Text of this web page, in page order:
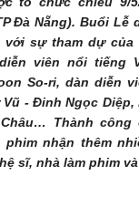
Đà Nẵng). Buổi Lễ
với sự tham dự của
viên nổi tiếng
So-ri, dàn diễn
- Đinh Ngọc Diệp,
Thành công
phimnhận thêm
sĩ, nhà làm phim